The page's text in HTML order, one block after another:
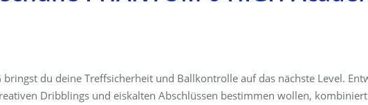
du deine Treffsicherheit und Ballkontrolle auf das nächste Level.
Dribblings und eiskalten Abschlüssen bestimmen wollen, kombiniert